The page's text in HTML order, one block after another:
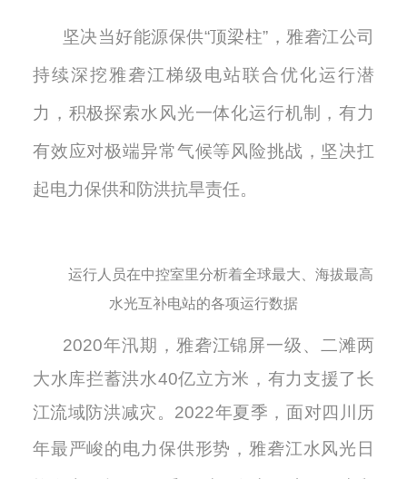
坚决当好能源保供“顶梁柱”，雅砻江公司
持续深挖雅砻江梯级电站联合优化运行潜
力，积极探索水风光一体化运行机制，有力
有效应对极端异常气候等风险挑战 ，坚决扛
起电力保供和防洪抗旱责任。
运行人员在中控室里分析着全球最大、海拔最高
水光互补电站的各项运行数据
2020年汛期，雅砻江锦屏一级、二滩两
大水库拦蓄洪水40亿立方米，有力支援了长
江流域防洪减灾。 2022年夏季，面对四川历
年最严峻的电力保供形势， 雅砻江水风光日